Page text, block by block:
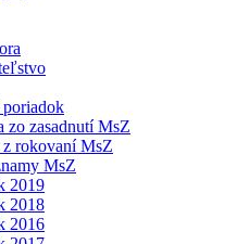
zo zasadnutí MsZ
z rokovaní MsZ
MsZ
2019
2018
2016